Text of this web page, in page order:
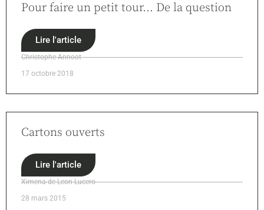
Pour faire un petit tour… De la question
Lire l'article
Christophe Annoot
17 octobre 2018
Cartons ouverts
Lire l'article
Ximena de Leon Lucero
28 mars 2015